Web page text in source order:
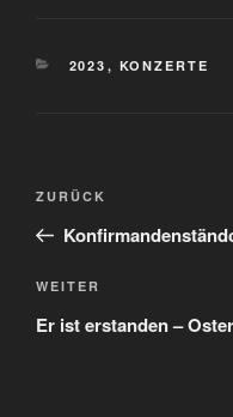
KATEGORIEN
2023 , KONZERTE
Beitragsnavigation
Vorheriger
Beitrag
ZURÜCK
Nächster
Beitrag
WEITER
Er ist erstanden –